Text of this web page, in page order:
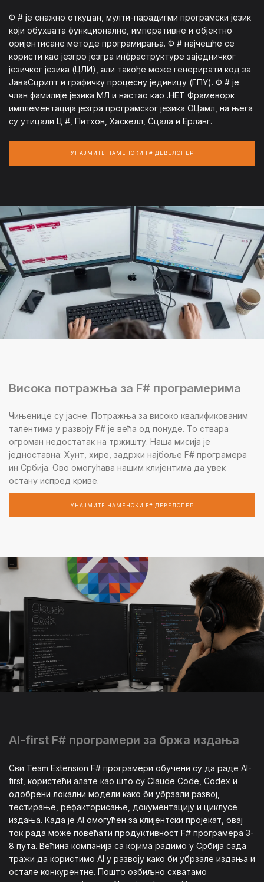
Ф # је снажно откуцан, мулти-парадигми програмски језик
који обухвата функционалне, императивне и објектно
оријентисане методе програмирања. Ф # најчешће се
користи као језгро језгра инфраструктуре заједничког
језичког језика (ЦЛИ), али такође може генерирати код за
ЈаваСцрипт и графичку процесну јединицу (ГПУ). Ф # је
члан фамилије језика МЛ и настао као .НЕТ Фрамеворк
имплементација језгра програмског језика ОЦамл, на њега
су утицали Ц #, Питхон, Хаскелл, Сцала и Ерланг.
УНАЈМИТЕ НАМЕНСКИ F# ДЕВЕЛОПЕР
Висока потражња за F# програмерима
Чињенице су јасне. Потражња за високо квалификованим
талентима у развоју F# је већа од понуде. То ствара
огроман недостатак на тржишту. Наша мисија је
једноставна: Хунт, хире, задржи најбоље F# програмера
ин Србија. Ово омогућава нашим клијентима да увек
остану испред криве.
УНАЈМИТЕ НАМЕНСКИ F# ДЕВЕЛОПЕР
AI-first F# програмери за бржа издања
Сви Team Extension F# програмери обучени су да раде AI-
first, користећи алате као што су Claude Code, Codex и
одобрени локални модели како би убрзали развој,
тестирање, рефакторисање, документацију и циклусе
издања. Када је AI омогућен за клијентски пројекат, овај
ток рада може повећати продуктивност F# програмера 3-
8 пута. Већина компанија са којима радимо у Србија сада
тражи да користимо AI у развоју како би убрзале издања и
остале конкурентне. Пошто озбиљно схватамо